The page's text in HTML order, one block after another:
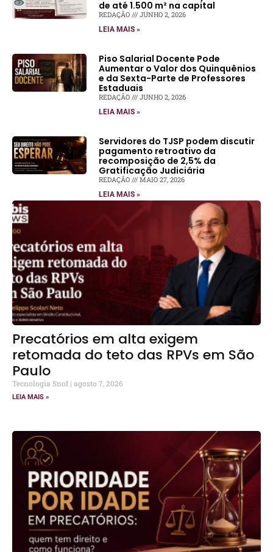
de até 1.500 m² na capital
REDAÇÃO JUNHO 2, 2026
LEIA MAIS »
Piso Salarial Docente Pode
Aumentar o Valor dos Quinquênios
e da Sexta-Parte de Professores
Estaduais
REDAÇÃO JUNHO 2, 2026
LEIA MAIS »
Servidores do TJSP podem discutir
pagamento retroativo da
recomposição de 2,5% da
Gratificação Judiciária
REDAÇÃO MAIO 27, 2026
LEIA MAIS »
Precatórios em alta exigem
retomada do teto das RPVs em São
Paulo
Tecnologia Snof agosto 7, 2026
LEIA MAIS »